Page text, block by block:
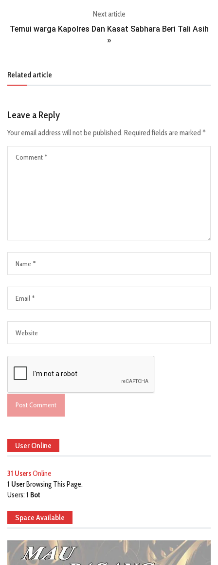
Next article
Temui warga Kapolres Dan Kasat Sabhara Beri Tali Asih
»
Related article
Leave a Reply
Your email address will not be published. Required fields are marked *
User Online
31 UsersOnline
1 UserBrowsing This Page.
Users: 1 Bot
Space Available